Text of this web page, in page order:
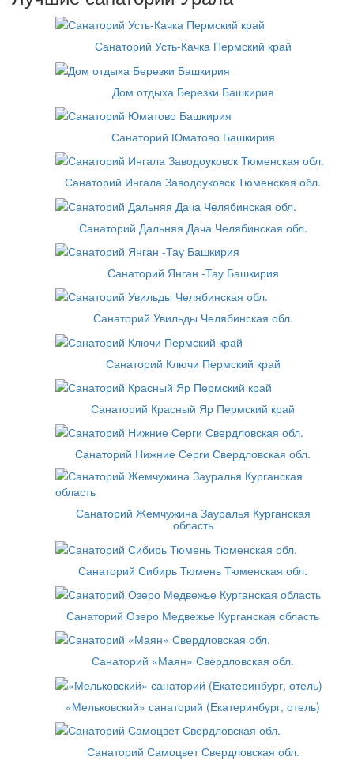
Санаторий Усть-Качка Пермский край
Дом отдыха Березки Башкирия
Санаторий Юматово Башкирия
Санаторий Ингала Заводоуковск Тюменская обл.
Санаторий Дальняя Дача Челябинская обл.
Санаторий Янган -Тау Башкирия
Санаторий Увильды Челябинская обл.
Санаторий Ключи Пермский край
Санаторий Красный Яр Пермский край
Санаторий Нижние Серги Свердловская обл.
Санаторий Жемчужина Зауралья Курганская
область
Санаторий Сибирь Тюмень Тюменская обл.
Санаторий Озеро Медвежье Курганская область
Санаторий «Маян» Свердловская обл.
«Мельковский» санаторий (Екатеринбург, отель)
Санаторий Самоцвет Свердловская обл.